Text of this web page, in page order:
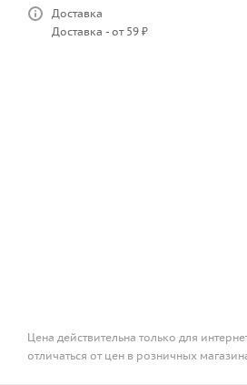
Доставка
Доставка - от 59 ₽
Цена действительна только для
отличаться от цен в розничных